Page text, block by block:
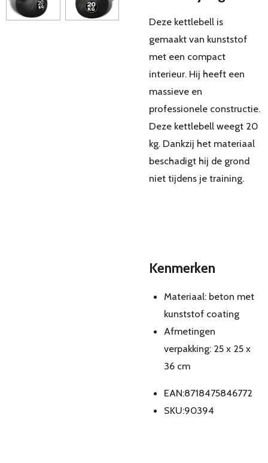
Deze kettlebell is
gemaakt van kunststof
met een compact
interieur. Hij heeft een
massieve en
professionele constructie.
Deze kettlebell weegt 20
kg. Dankzij het materiaal
beschadigt hij de grond
niet tijdens je training.
Kenmerken
Materiaal: beton met
kunststof coating
Afmetingen
verpakking: 25 x 25 x
36 cm
EAN:8718475846772
SKU:90394